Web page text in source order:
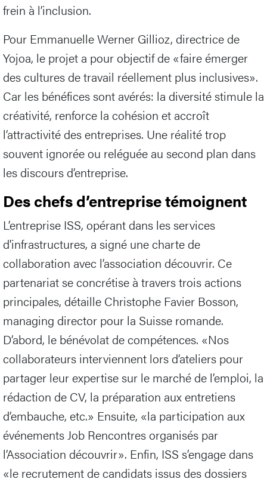
frein à l’inclusion.
Pour Emmanuelle Werner Gillioz, directrice de
Yojoa, le projet a pour objectif de «faire émerger
des cultures de travail réellement plus inclusives».
Car les bénéfices sont avérés: la diversité stimule la
créativité, renforce la cohésion et accroît
l’attractivité des entreprises. Une réalité trop
souvent ignorée ou reléguée au second plan dans
les discours d’entreprise.
Des chefs d’entreprise témoignent
L’entreprise ISS, opérant dans les services
d'infrastructures, a signé une charte de
collaboration avec l’association découvrir. Ce
partenariat se concrétise à travers trois actions
principales, détaille Christophe Favier Bosson,
managing director pour la Suisse romande.
D’abord, le bénévolat de compétences. «Nos
collaborateurs interviennent lors d’ateliers pour
partager leur expertise sur le marché de l’emploi, la
rédaction de CV, la préparation aux entretiens
d’embauche, etc.» Ensuite, «la participation aux
événements Job Rencontres organisés par
l’Association découvrir». Enfin, ISS s’engage dans
«le recrutement de candidats issus des dossiers